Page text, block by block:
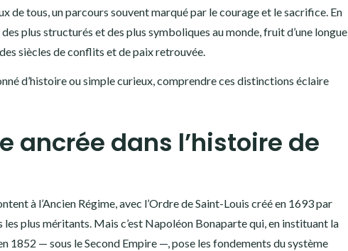
de tous, un parcours souvent marqué par le courage et le sacrifice. En
plus structurés et des plus symboliques au monde, fruit d’une longue
siècles de conflits et de paix retrouvée.
d’histoire ou simple curieux, comprendre ces distinctions éclaire
ancrée dans l’histoire de
à l’Ancien Régime, avec l’Ordre de Saint-Louis créé en 1693 par
plus méritants. Mais c’est Napoléon Bonaparte qui, en instituant la
1852 — sous le Second Empire —, pose les fondements du système